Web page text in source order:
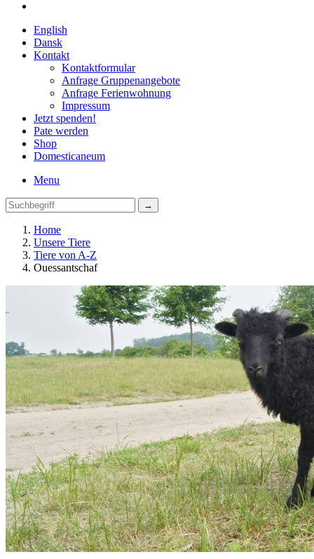
English
Dansk
Kontakt
Kontaktformular
Anfrage Gruppenangebote
Anfrage Ferienwohnung
Impressum
Jetzt spenden!
Pate werden
Shop
Domesticaneum
Menu
Home
Unsere Tiere
Tiere von A-Z
Ouessantschaf